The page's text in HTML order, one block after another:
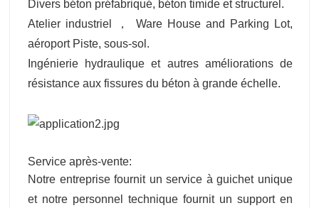
Divers béton préfabriqué, béton timide et structurel.
Atelier industriel ， Ware House and Parking Lot,
aéroport Piste, sous-sol.
Ingénierie hydraulique et autres améliorations de
résistance aux fissures du béton à grande échelle.
Service après-vente:
Notre entreprise fournit un service à guichet unique
et notre personnel technique fournit un support en